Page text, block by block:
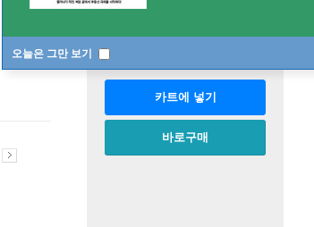
오늘은 그만 보기 수량
카트에 넣기
바로구매